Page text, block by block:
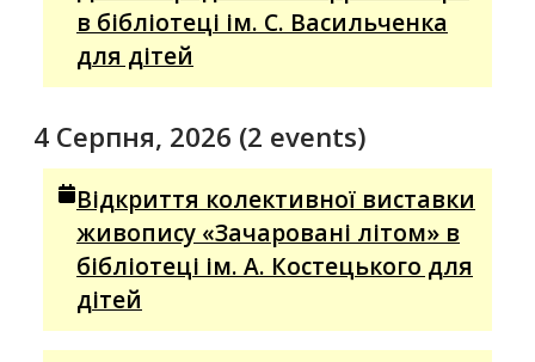
в бібліотеці ім. С. Васильченка
для дітей
4 Серпня, 2026 (2 events)
Відкриття колективної виставки
живопису «Зачаровані літом» в
бібліотеці ім. А. Костецького для
дітей